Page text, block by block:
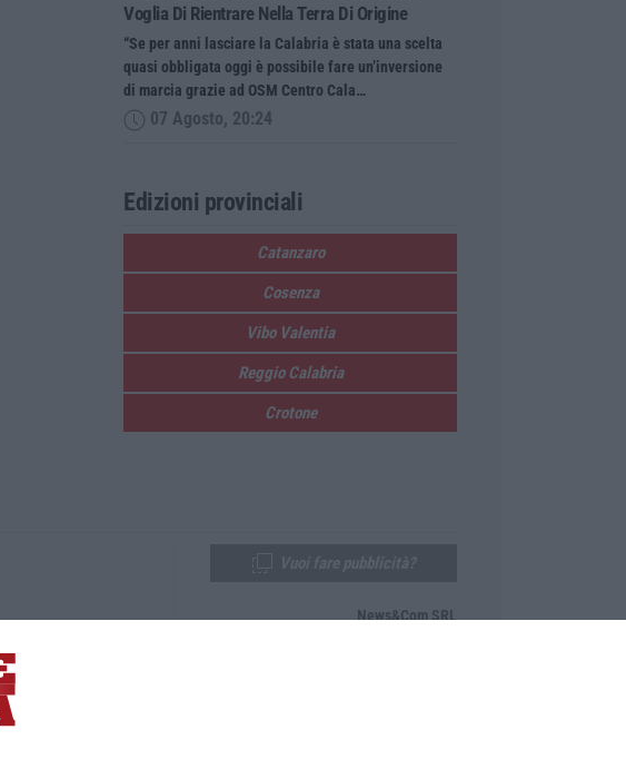
Voglia Di Rientrare Nella Terra Di Origine
“Se per anni lasciare la Calabria è stata una scelta
quasi obbligata oggi è possibile fare un’inversione
di marcia grazie ad OSM Centro Cala…
07 Agosto, 20:24
Edizioni provinciali
Catanzaro
Cosenza
Vibo Valentia
Reggio Calabria
Crotone
News&Com SRL